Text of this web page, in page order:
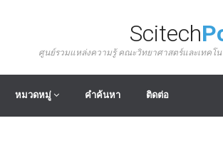
Scitech
ศูนย์รวมแหล่งความรู้ คณะวิทยาศาสตร์และเทคโ
หมวดหมู่ คำค้นหา ติดต่อ